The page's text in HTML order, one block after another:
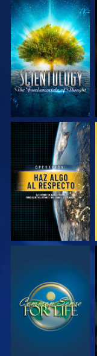
EXPLORA LAS
SERIES
VE
VE